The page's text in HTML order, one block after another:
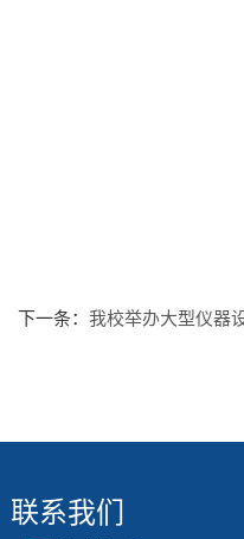
下一条：我校举办大型仪器
联系我们